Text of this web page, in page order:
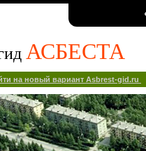
АСБЕСТА
на новый вариант Asbrest-gid.ru